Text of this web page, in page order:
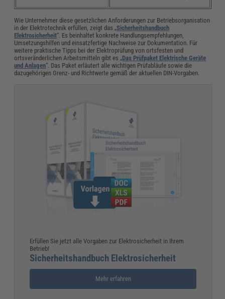
Wie Unternehmer diese gesetzlichen Anforderungen zur Betriebsorganisation
in der Elektrotechnik erfüllen, zeigt das „Sicherheitshandbuch
Elektrosicherheit“. Es beinhaltet konkrete Handlungsempfehlungen,
Umsetzungshilfen und einsatzfertige Nachweise zur Dokumentation. Für
weitere praktische Tipps bei der Elektroprüfung von ortsfesten und
ortsveränderlichen Arbeitsmitteln gibt es „Das Prüfpaket Elektrische Geräte
und Anlagen“. Das Paket erläutert alle wichtigen Prüfabläufe sowie die
dazugehörigen Grenz- und Richtwerte gemäß der aktuellen DIN-Vorgaben.
Erfüllen Sie jetzt alle Vorgaben zur Elektrosicherheit in Ihrem
Betrieb!
Sicherheitshandbuch Elektrosicherheit
Mehr erfahren